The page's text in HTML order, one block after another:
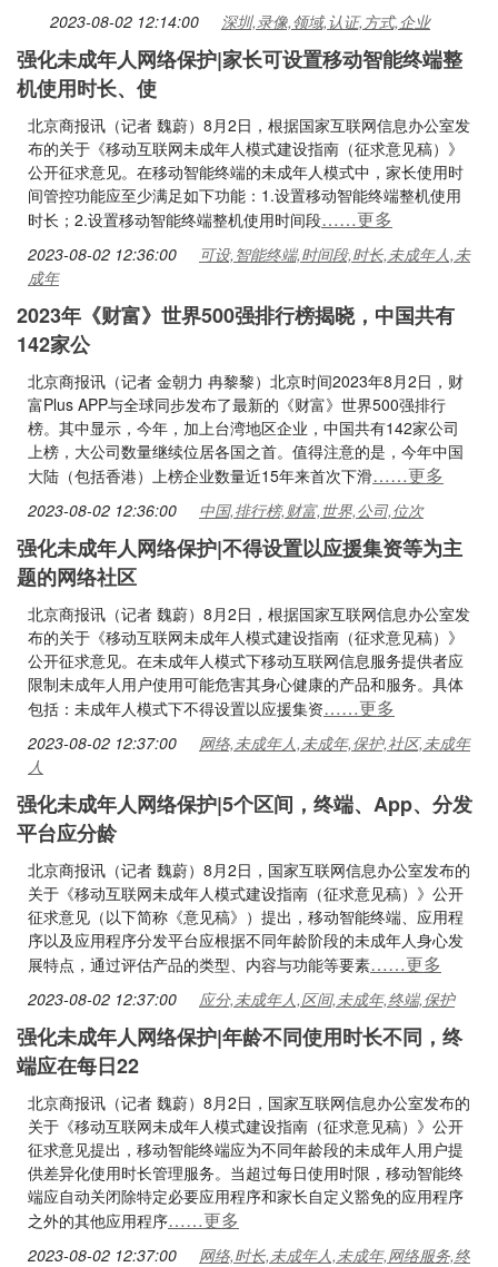
2023-08-02 12:14:00 深圳,录像,领域,认证,方式,企业
强化未成年人网络保护|家长可设置移动智能终端整
机使用时长、使
北京商报讯（记者 魏蔚）8月2日，根据国家互联网信息办公室发
布的关于《移动互联网未成年人模式建设指南（征求意见稿）》
公开征求意见。在移动智能终端的未成年人模式中，家长使用时
间管控功能应至少满足如下功能：1.设置移动智能终端整机使用
时长；2.设置移动智能终端整机使用时间段……更多
2023-08-02 12:36:00
可设,智能终端,时间段,时长,未成年人,未
成年
2023年《财富》世界500强排行榜揭晓，中国共有
142家公
北京商报讯（记者 金朝力 冉黎黎）北京时间2023年8月2日，财
富Plus APP与全球同步发布了最新的《财富》世界500强排行
榜。其中显示，今年，加上台湾地区企业，中国共有142家公司
上榜，大公司数量继续位居各国之首。值得注意的是，今年中国
大陆（包括香港）上榜企业数量近15年来首次下滑……更多
2023-08-02 12:36:00 中国,排行榜,财富,世界,公司,位次
强化未成年人网络保护|不得设置以应援集资等为主
题的网络社区
北京商报讯（记者 魏蔚）8月2日，根据国家互联网信息办公室发
布的关于《移动互联网未成年人模式建设指南（征求意见稿）》
公开征求意见。在未成年人模式下移动互联网信息服务提供者应
限制未成年人用户使用可能危害其身心健康的产品和服务。具体
包括：未成年人模式下不得设置以应援集资……更多
2023-08-02 12:37:00
网络,未成年人,未成年,保护,社区,未成年
人
强化未成年人网络保护|5个区间，终端、App、分发
平台应分龄
北京商报讯（记者 魏蔚）8月2日，国家互联网信息办公室发布的
关于《移动互联网未成年人模式建设指南（征求意见稿）》公开
征求意见（以下简称《意见稿》）提出，移动智能终端、应用程
序以及应用程序分发平台应根据不同年龄阶段的未成年人身心发
展特点，通过评估产品的类型、内容与功能等要素……更多
2023-08-02 12:37:00 应分,未成年人,区间,未成年,终端,保护
强化未成年人网络保护|年龄不同使用时长不同，终
端应在每日22
北京商报讯（记者 魏蔚）8月2日，国家互联网信息办公室发布的
关于《移动互联网未成年人模式建设指南（征求意见稿）》公开
征求意见提出，移动智能终端应为不同年龄段的未成年人用户提
供差异化使用时长管理服务。当超过每日使用时限，移动智能终
端应自动关闭除特定必要应用程序和家长自定义豁免的应用程序
之外的其他应用程序……更多
2023-08-02 12:37:00 网络,时长,未成年人,未成年,网络服务,终